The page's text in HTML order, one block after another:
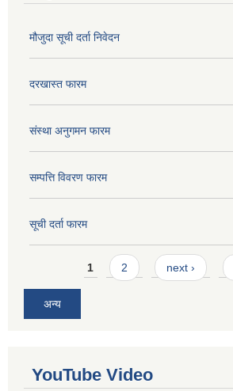
मौजुदा सूची दर्ता निवेदन
दरखास्त फारम
संस्था अनुगमन फारम
सम्पत्ति विवरण फारम
सूची दर्ता फारम
Pages1 2 next ›
अन्य
YouTube Video